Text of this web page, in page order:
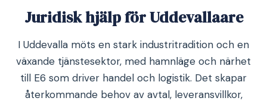
Juridisk hjälp för Uddevallaare
I Uddevalla möts en stark industritradition och en
växande tjänstesektor, med hamnläge och närhet
till E6 som driver handel och logistik. Det skapar
återkommande behov av avtal, leveransvillkor,